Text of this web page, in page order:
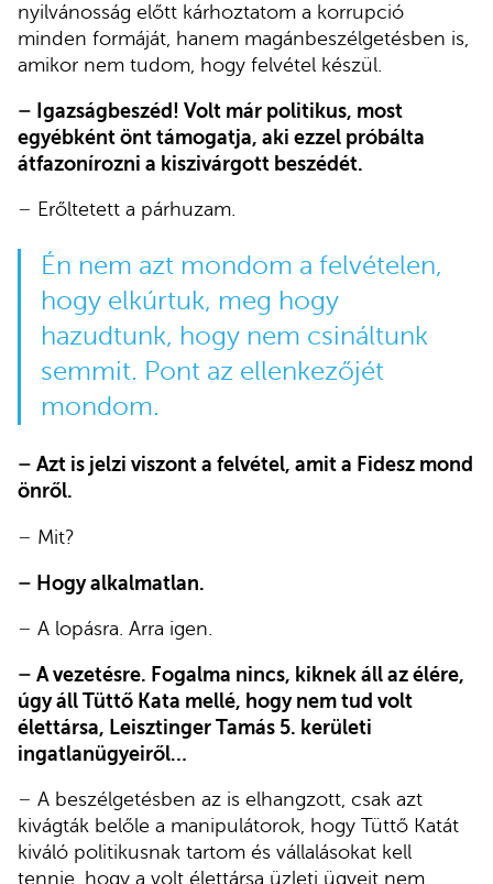
nyilvánosság előtt kárhoztatom a korrupció
minden formáját, hanem magánbeszélgetésben is,
amikor nem tudom, hogy felvétel készül.
– Igazságbeszéd! Volt már politikus, most
egyébként önt támogatja, aki ezzel próbálta
átfazonírozni a kiszivárgott beszédét.
– Erőltetett a párhuzam.
Én nem azt mondom a felvételen,
hogy elkúrtuk, meg hogy
hazudtunk, hogy nem csináltunk
semmit. Pont az ellenkezőjét
mondom.
– Azt is jelzi viszont a felvétel, amit a Fidesz mond
önről.
– Mit?
– Hogy alkalmatlan.
– A lopásra. Arra igen.
– A vezetésre. Fogalma nincs, kiknek áll az élére,
úgy áll Tüttő Kata mellé, hogy nem tud volt
élettársa, Leisztinger Tamás 5. kerületi
ingatlanügyeiről…
– A beszélgetésben az is elhangzott, csak azt
kivágták belőle a manipulátorok, hogy Tüttő Katát
kiváló politikusnak tartom és vállalásokat kell
tennie, hogy a volt élettársa üzleti ügyeit nem